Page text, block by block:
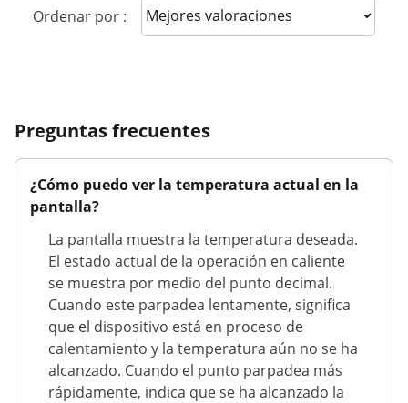
Ordenar por : Sort reviews
Preguntas frecuentes
¿Cómo puedo ver la temperatura actual en la
pantalla?
La pantalla muestra la temperatura deseada.
El estado actual de la operación en caliente
se muestra por medio del punto decimal.
Cuando este parpadea lentamente, significa
que el dispositivo está en proceso de
calentamiento y la temperatura aún no se ha
alcanzado. Cuando el punto parpadea más
rápidamente, indica que se ha alcanzado la